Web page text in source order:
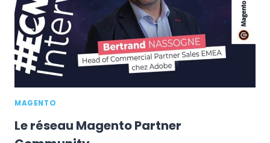
MAGENTO
Le réseau Magento Partner